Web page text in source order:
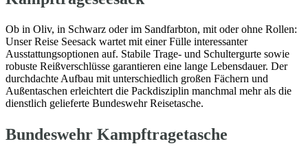
Ob in Oliv, in Schwarz oder im Sandfarbton, mit oder ohne Rollen:
Unser Reise Seesack wartet mit einer Fülle interessanter
Ausstattungsoptionen auf. Stabile Trage- und Schultergurte sowie
robuste Reißverschlüsse garantieren eine lange Lebensdauer. Der
durchdachte Aufbau mit unterschiedlich großen Fächern und
Außentaschen erleichtert die Packdisziplin manchmal mehr als die
dienstlich gelieferte Bundeswehr Reisetasche.
Bundeswehr Kampftragetasche